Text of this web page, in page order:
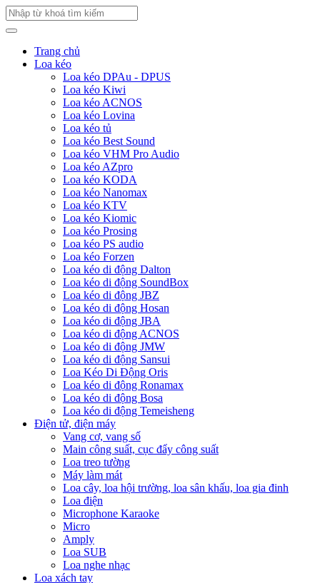
Trang chủ
Loa kéo
Loa kéo DPAu - DPUS
Loa kéo Kiwi
Loa kéo ACNOS
Loa kéo Lovina
Loa kéo tủ
Loa kéo Best Sound
Loa kéo VHM Pro Audio
Loa kéo AZpro
Loa kéo KODA
Loa kéo Nanomax
Loa kéo KTV
Loa kéo Kiomic
Loa kéo Prosing
Loa kéo PS audio
Loa kéo Forzen
Loa kéo di động Dalton
Loa kéo di động SoundBox
Loa kéo di động JBZ
Loa kéo di động Hosan
Loa kéo di động JBA
Loa kéo di động ACNOS
Loa kéo di động JMW
Loa kéo di động Sansui
Loa Kéo Di Động Oris
Loa kéo di động Ronamax
Loa kéo di động Bosa
Loa kéo di động Temeisheng
Điện tử, điện máy
Vang cơ, vang số
Main công suất, cục đẩy công suất
Loa treo tường
Máy làm mát
Loa cây, loa hội trường, loa sân khấu, loa gia đinh
Loa điện
Microphone Karaoke
Micro
Amply
Loa SUB
Loa nghe nhạc
Loa xách tay